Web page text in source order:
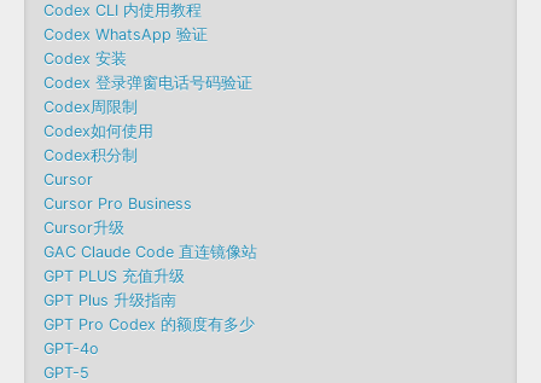
Codex CLI 内使用教程
Codex WhatsApp 验证
Codex 安装
Codex 登录弹窗电话号码验证
Codex周限制
Codex如何使用
Codex积分制
Cursor
Cursor Pro Business
Cursor升级
GAC Claude Code 直连镜像站
GPT PLUS 充值升级
GPT Plus 升级指南
GPT Pro Codex 的额度有多少
GPT-4o
GPT-5